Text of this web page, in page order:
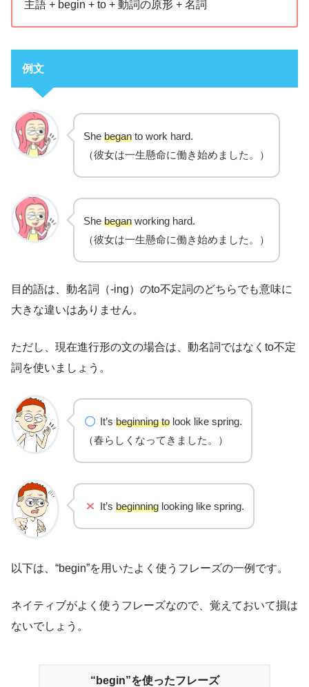
主語 + begin + to + 動詞の原形 + 名詞
例文
She began to work hard.
（彼女は一生懸命に働き始めました。）
She began working hard.
（彼女は一生懸命に働き始めました。）
目的語は、動名詞（-ing）のto不定詞のどちらでも意味に
大きな違いはありません。
ただし、現在進行形の文の場合は、動名詞ではなくto不定
詞を使いましょう。
It’s beginning tolook like spring.
（春らしくなってきました。）
It’s beginninglooking like spring.
以下は、“begin”を用いたよく使うフレーズの一例です。
ネイティブがよく使うフレーズなので、覚えておいて損は
ないでしょう。
“begin”を使ったフレーズ